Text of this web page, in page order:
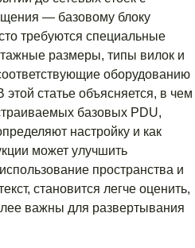
— базовому блоку
требуются специальные
размеры, типы вилок и
оборудованию
статье объясняется, в чем
базовых PDU,
настройку и как
может улучшить
пространства и
становится легче оценить,
важны для развертывания